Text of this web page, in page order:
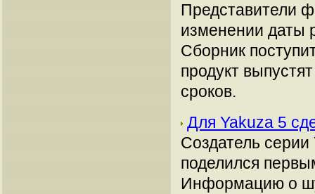
Представители
изменении даты
Сборник
продукт
сроков.
Для Yakuza 5
Создатель
поделился
Информацию о